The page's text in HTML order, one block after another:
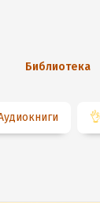
Библиотека
👌